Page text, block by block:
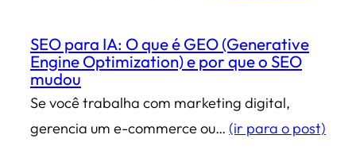
SEO para IA: O que é GEO (Generative
Engine Optimization) e por que o SEO
mudou
Se você trabalha com marketing digital,
gerencia um e-commerce ou… (ir para o post)